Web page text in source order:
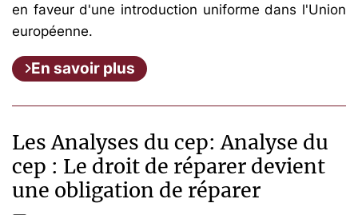
en faveur d'une introduction uniforme dans l'Union
européenne.
En savoir plus
Les Analyses du cep: Analyse du
cep : Le droit de réparer devient
une obligation de réparer